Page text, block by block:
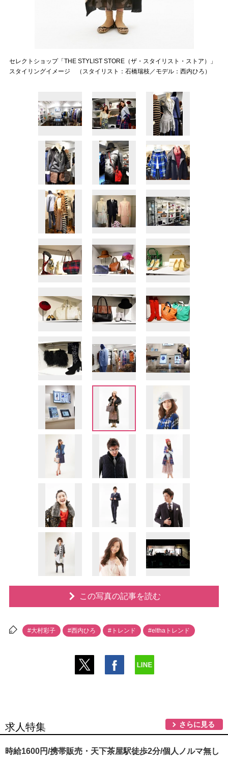
セレクトショップ「THE STYLIST STORE（ザ・スタイリスト・ストア）」
スタイリングイメージ （スタイリスト：石橋瑞枝／モデル：西内ひろ）
この写真の記事を読む
#大村彩子 #西内ひろ #トレンド #elthaトレンド
求人特集 さらに見る
時給1600円/携帯販売・天下茶屋駅徒歩2分/個人ノルマ無し